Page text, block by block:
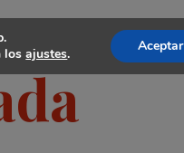
losajustes. Aceptar